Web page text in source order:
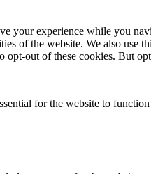
your experience while you
of the website. We also use
opt-out of these cookies. But
for the website to